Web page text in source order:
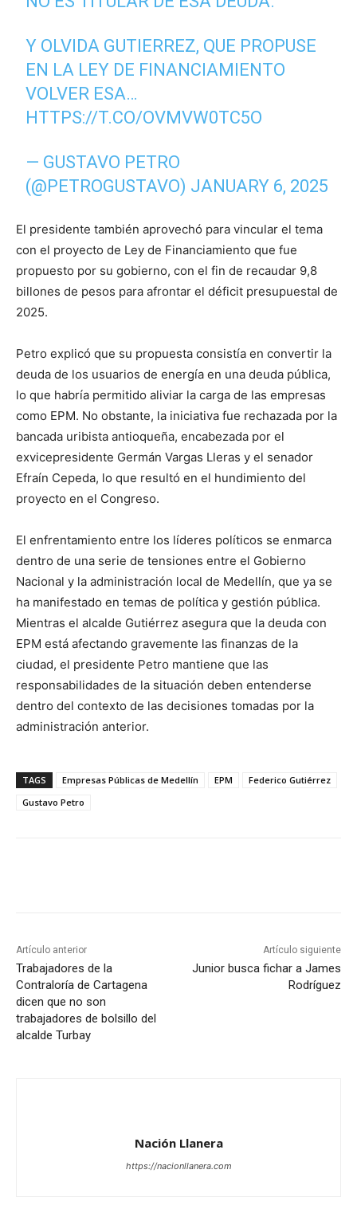
Y OLVIDA GUTIERREZ, QUE PROPUSE
EN LA LEY DE FINANCIAMIENTO
VOLVER ESA…
HTTPS://T.CO/OVMVW0TC5O
— GUSTAVO PETRO
(@PETROGUSTAVO) JANUARY 6, 2025
El presidente también aprovechó para vincular el tema
con el proyecto de Ley de Financiamiento que fue
propuesto por su gobierno, con el fin de recaudar 9,8
billones de pesos para afrontar el déficit presupuestal de
2025.
Petro explicó que su propuesta consistía en convertir la
deuda de los usuarios de energía en una deuda pública,
lo que habría permitido aliviar la carga de las empresas
como EPM. No obstante, la iniciativa fue rechazada por la
bancada uribista antioqueña, encabezada por el
exvicepresidente Germán Vargas Lleras y el senador
Efraín Cepeda, lo que resultó en el hundimiento del
proyecto en el Congreso.
El enfrentamiento entre los líderes políticos se enmarca
dentro de una serie de tensiones entre el Gobierno
Nacional y la administración local de Medellín, que ya se
ha manifestado en temas de política y gestión pública.
Mientras el alcalde Gutiérrez asegura que la deuda con
EPM está afectando gravemente las finanzas de la
ciudad, el presidente Petro mantiene que las
responsabilidades de la situación deben entenderse
dentro del contexto de las decisiones tomadas por la
administración anterior.
TAGS Empresas Públicas de Medellín EPM
Federico Gutiérrez
Gustavo Petro
Artículo anterior
Trabajadores de la
Contraloría de Cartagena
dicen que no son
trabajadores de bolsillo del
alcalde Turbay
Artículo siguiente
Junior busca fichar a James
Rodríguez
Nación Llanera
https://nacionllanera.com